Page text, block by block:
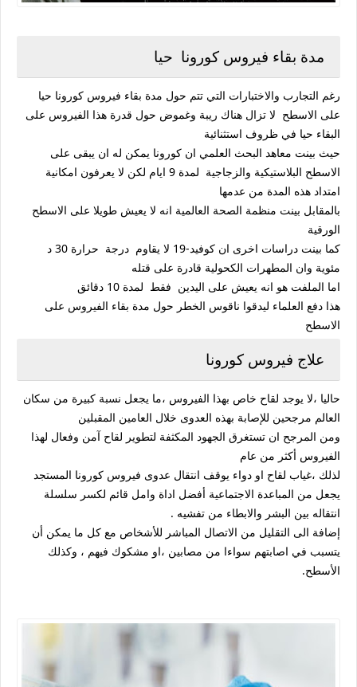
مدة بقاء فيروس كورونا حيا
رغم التجارب والاختبارات التي تتم حول مدة بقاء فيروس كورونا حيا
على الاسطح لا تزال هناك ريبة وغموض حول قدرة هذا الفيروس على
البقاء حيا في ظروف استثنائية
حيث بينت معاهد البحث العلمي ان كورونا يمكن له ان يبقى على
الاسطح البلاستيكية والزجاجية لمدة 9 ايام لكن لا يعرفون امكانية
امتداد هذه المدة من عدمها
بالمقابل بينت منظمة الصحة العالمية انه لا يعيش طويلا على الاسطح
الورقية
كما بينت دراسات اخرى ان كوفيد-19 لا يقاوم درجة حرارة 30 د
مئوية وان المطهرات الكحولية قادرة على قتله
اما الملفت هو انه يعيش على اليدين فقط لمدة 10 دقائق
هذا دفع العلماء ليدقوا ناقوس الخطر حول مدة بقاء الفيروس على
الاسطح
علاج فيروس كورونا
حاليا ،لا يوجد لقاح خاص بهذا الفيروس ،ما يجعل نسبة كبيرة من سكان
العالم مرجحين للإصابة بهذه العدوى خلال العامين المقبلين
ومن المرجح ان تستغرق الجهود المكثفة لتطوير لقاح آمن وفعال لهذا
الفيروس أكثر من عام
لذلك ،غياب لقاح او دواء يوقف انتقال عدوى فيروس كورونا المستجد
يجعل من المباعدة الاجتماعية أفضل اداة وامل قائم لكسر سلسلة
انتقاله بين البشر والابطاء من تفشيه .
إضافة الى التقليل من الاتصال المباشر للأشخاص مع كل ما يمكن أن
يتسبب في اصابتهم سواءا من مصابين ،او مشكوك فيهم ، وكذلك
الأسطح.